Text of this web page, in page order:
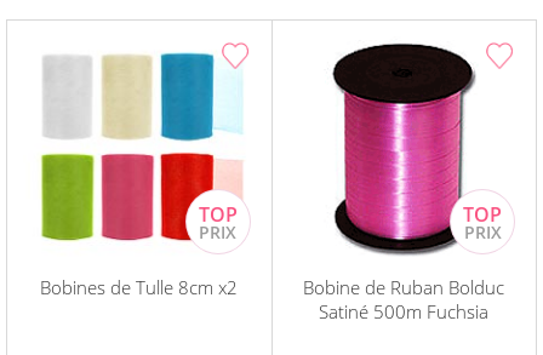
Bobines de Tulle 8cm x2
Bobine de Ruban Bolduc
Satiné 500m Fuchsia